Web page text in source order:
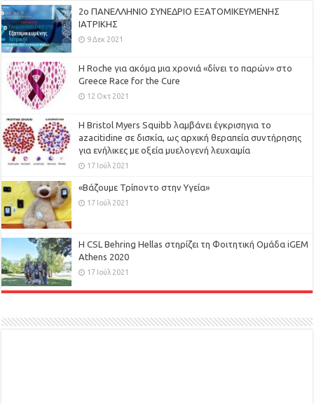
2ο ΠΑΝΕΛΛΗΝΙΟ ΣΥΝΕΔΡΙΟ ΕΞΑΤΟΜΙΚΕΥΜΕΝΗΣ
ΙΑΤΡΙΚΗΣ
9 Δεκ 2021
H Roche για ακόμα μια χρονιά «δίνει το παρών» στο
Greece Race for the Cure
12 Οκτ 2021
Η Bristol Myers Squibb λαμβάνει έγκρισηγια το
azacitidine σε δισκία, ως αρχική θεραπεία συντήρησης
για ενήλικες με οξεία μυελογενή λευχαιμία
17 Ιούλ 2021
«Βάζουμε Τρίποντο στην Υγεία»
17 Ιούλ 2021
H CSL Behring Hellas στηρίζει τη Φοιτητική Ομάδα iGEM
Athens 2020
17 Ιούλ 2021